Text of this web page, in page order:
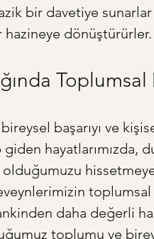
bir davetiye
dönüştürürler.
Toplumsal
başarıyı ve
giden hayatlarımızda,
daha değerli
toplumu ve